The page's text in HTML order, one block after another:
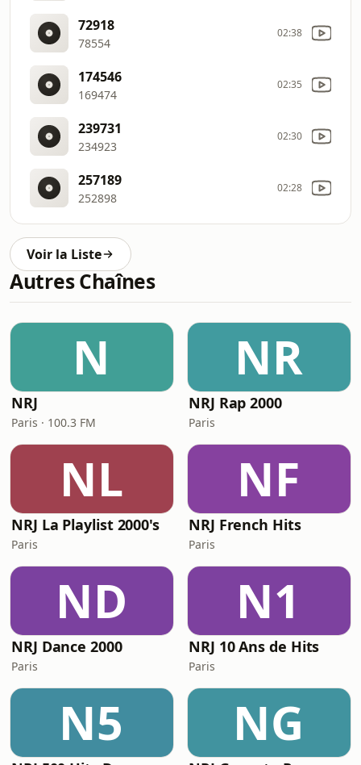
72918
78554
02:38
174546
169474
02:35
239731
234923
02:30
257189
252898
02:28
Voir la Liste
Autres Chaînes
N
NRJ
Paris · 100.3 FM
NR
NRJ Rap 2000
Paris
NL
NRJ La Playlist 2000's
Paris
NF
NRJ French Hits
Paris
ND
NRJ Dance 2000
Paris
N1
NRJ 10 Ans de Hits
Paris
N5 NG